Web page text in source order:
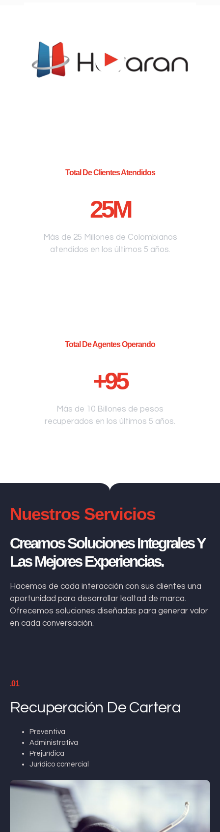
Total De Clientes Atendidos
25M
Más de 25 Millones de Colombianos
atendidos en los últimos 5 años.
Total De Agentes Operando
+95
Más de 10 Billones de pesos
recuperados en los últimos 5 años.
Nuestros Servicios
Creamos Soluciones Integrales Y
Las Mejores Experiencias.
Hacemos de cada interacción con sus clientes una
oportunidad para desarrollar lealtad de marca.
Ofrecemos soluciones diseñadas para generar valor
en cada conversación.
.01
Recuperación De Cartera
Preventiva
Administrativa
Prejurídica
Jurídico comercial